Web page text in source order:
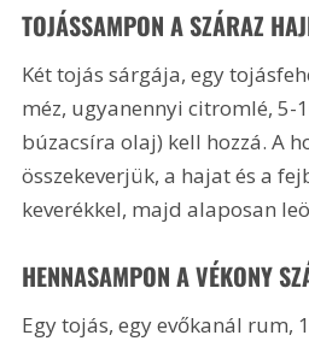
TOJÁSSAMPON A SZÁRAZ
Két tojás sárgája, egy
méz, ugyanennyi citromlé, 5-
búzacsíra olaj) kell hozzá. A
összekeverjük, a hajat és a
keverékkel, majd alaposan
HENNASAMPON A VÉKONY
Egy tojás, egy evőkanál rum,